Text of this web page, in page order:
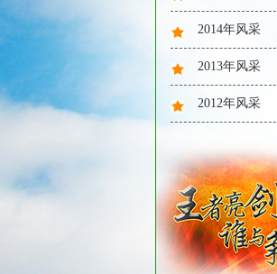
2014年风采
2013年风采
2012年风采